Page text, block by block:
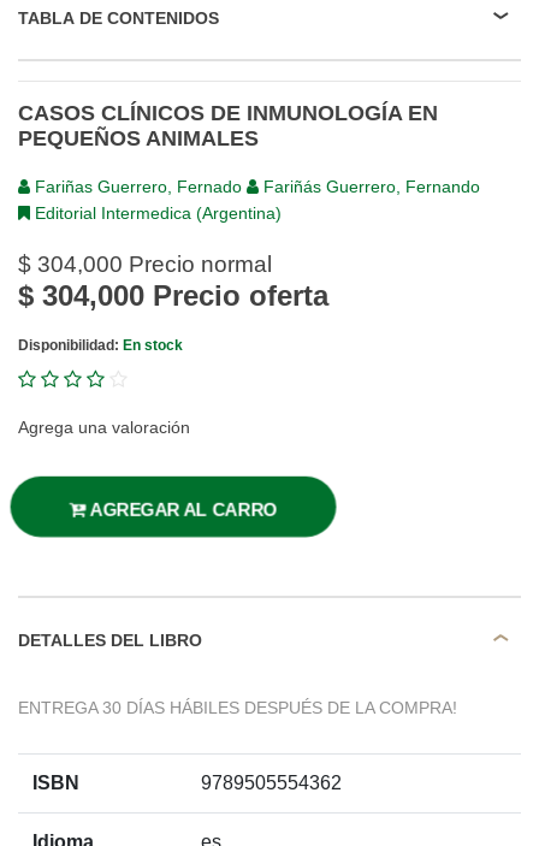
TABLA DE CONTENIDOS
CASOS CLÍNICOS DE INMUNOLOGÍA EN
PEQUEÑOS ANIMALES
Fariñas Guerrero, Fernado
Fariñás Guerrero, Fernando
Editorial Intermedica (Argentina)
$ 304,000 Precio normal
$ 304,000 Precio oferta
Disponibilidad: En stock
Agrega una valoración
AGREGAR AL CARRO
DETALLES DEL LIBRO
ENTREGA 30 DÍAS HÁBILES DESPUÉS DE LA COMPRA!
ISBN 9789505554362
Idioma es